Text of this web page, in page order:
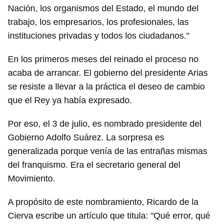
Nación, los organismos del Estado, el mundo del
trabajo, los empresarios, los profesionales, las
instituciones privadas y todos los ciudadanos."
En los primeros meses del reinado el proceso no
acaba de arrancar. El gobierno del presidente Arias
se resiste a llevar a la práctica el deseo de cambio
que el Rey ya había expresado.
Por eso, el 3 de julio, es nombrado presidente del
Gobierno Adolfo Suárez. La sorpresa es
generalizada porque venía de las entrañas mismas
del franquismo. Era el secretario general del
Movimiento.
A propósito de este nombramiento, Ricardo de la
Cierva escribe un artículo que titula: "Qué error, qué